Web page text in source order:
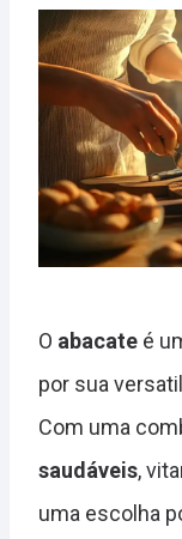
O abacate é
por sua
Com uma
saudáveis,
uma escolha